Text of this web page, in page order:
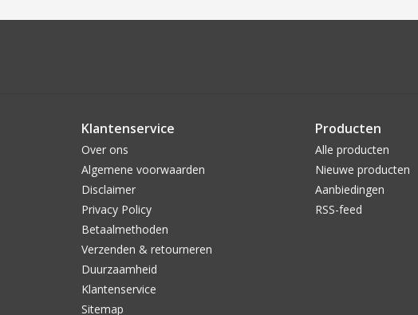
Klantenservice
Over ons
Algemene voorwaarden
Disclaimer
Privacy Policy
Betaalmethoden
Verzenden & retourneren
Duurzaamheid
Klantenservice
Sitemap
Producten
Alle producten
Nieuwe producten
Aanbiedingen
RSS-feed